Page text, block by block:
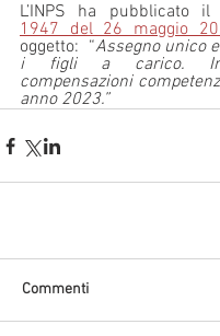
L’INPS ha pubblicato
1947 del 26 maggio
oggetto:  “Assegno unico
i figli a carico.
compensazioni
anno 2023.”
Commenti